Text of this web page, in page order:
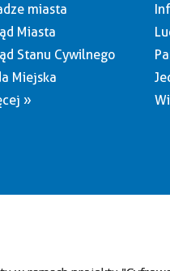
miasta
Miasta
Stanu Cywilnego
Miejska
»